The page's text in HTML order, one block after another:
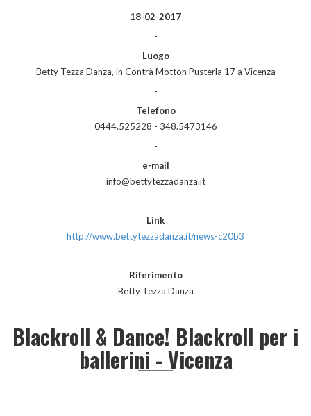
18-02-2017
-
Luogo
Betty Tezza Danza, in Contrà Motton Pusterla 17 a Vicenza
-
Telefono
0444.525228 - 348.5473146
-
e-mail
info@bettytezzadanza.it
-
Link
http://www.bettytezzadanza.it/news-c20b3
-
Riferimento
Betty Tezza Danza
Blackroll & Dance! Blackroll per i
ballerini - Vicenza